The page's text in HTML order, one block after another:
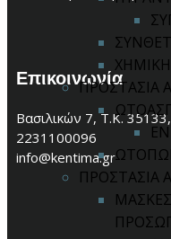
ΠΡΟΣΤΑΣΙΑ
ΠΡΟΣΤΑΣΙΑ
Επικοινωνία
Βασιλικών 7, Τ.Κ.
2231100096
info@kentima.gr